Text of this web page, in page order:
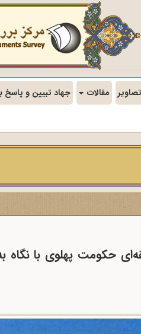
تصاویر مقالات جهاد تبیین و پاسخ
حکومت پهلوی با نگاه